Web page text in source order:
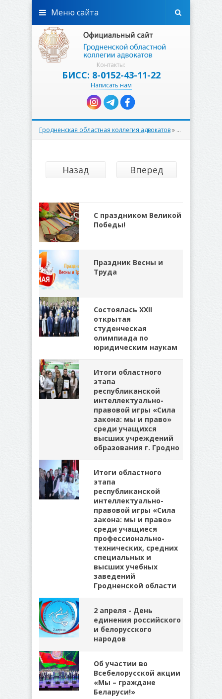
Контакты:
БИСС: 8-0152-43-11-22
Написать нам
Меню сайта
Гродненская областная коллегия адвокатов» События
Назад Вперед
С праздником Великой
Победы!
Праздник Весны и
Труда
Состоялась XXII
открытая
студенческая
олимпиада по
юридическим наукам
Итоги областного
этапа
республиканской
интеллектуально-
правовой игры «Сила
закона: мы и право»
среди учащихся
высших учреждений
образования г. Гродно
Итоги областного
этапа
республиканской
интеллектуально-
правовой игры «Сила
закона: мы и право»
среди учащиеся
профессионально-
технических, средних
специальных и
высших учебных
заведений
Гродненской области
2 апреля - День
единения российского
и белорусского
народов
Об участии во
Всебелорусской акции
«Мы – граждане
Беларуси!»